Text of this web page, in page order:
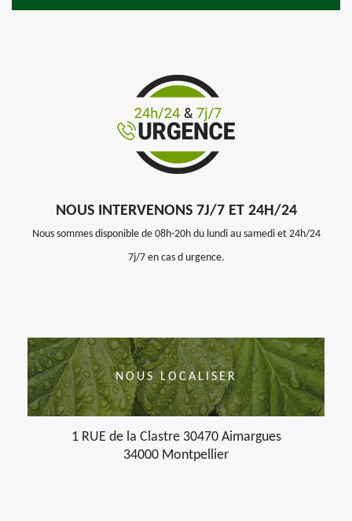
NOUS INTERVENONS 7J/7 ET 24H/24
Nous sommes disponible de 08h-20h du lundi au samedi et 24h/24
7j/7 en cas d urgence.
NOUS LOCALISER
1 RUE de la Clastre 30470 Aimargues
34000 Montpellier